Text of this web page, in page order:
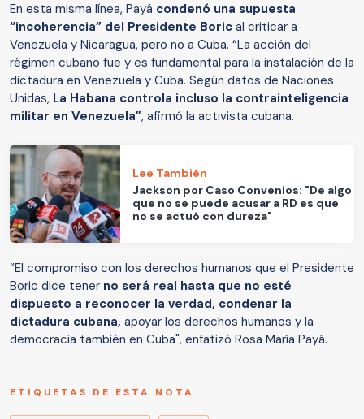
En esta misma línea, Payá condenó una supuesta
“incoherencia” del Presidente Boric al criticar a
Venezuela y Nicaragua, pero no a Cuba. “La acción del
régimen cubano fue y es fundamental para la instalación de la
dictadura en Venezuela y Cuba. Según datos de Naciones
Unidas, La Habana controla incluso la contrainteligencia
militar en Venezuela”, afirmó la activista cubana.
Lee También
Jackson por Caso Convenios: "De algo
que no se puede acusar a RD es que
no se actuó con dureza"
“El compromiso con los derechos humanos que el Presidente
Boric dice tener no será real hasta que no esté
dispuesto a reconocer la verdad, condenar la
dictadura cubana, apoyar los derechos humanos y la
democracia también en Cuba", enfatizó Rosa María Payá.
ETIQUETAS DE ESTA NOTA